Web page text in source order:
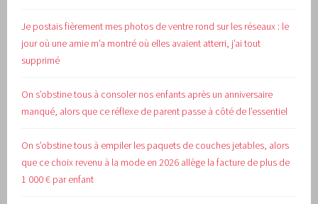
Je postais fièrement mes photos de ventre rond sur les réseaux : le
jour où une amie m’a montré où elles avaient atterri, j’ai tout
supprimé
On s’obstine tous à consoler nos enfants après un anniversaire
manqué, alors que ce réflexe de parent passe à côté de l’essentiel
On s’obstine tous à empiler les paquets de couches jetables, alors
que ce choix revenu à la mode en 2026 allège la facture de plus de
1 000 € par enfant